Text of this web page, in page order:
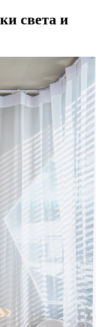
света и